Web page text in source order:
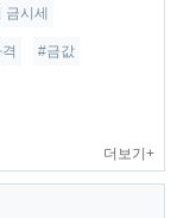
금시세
#금값
더보기+